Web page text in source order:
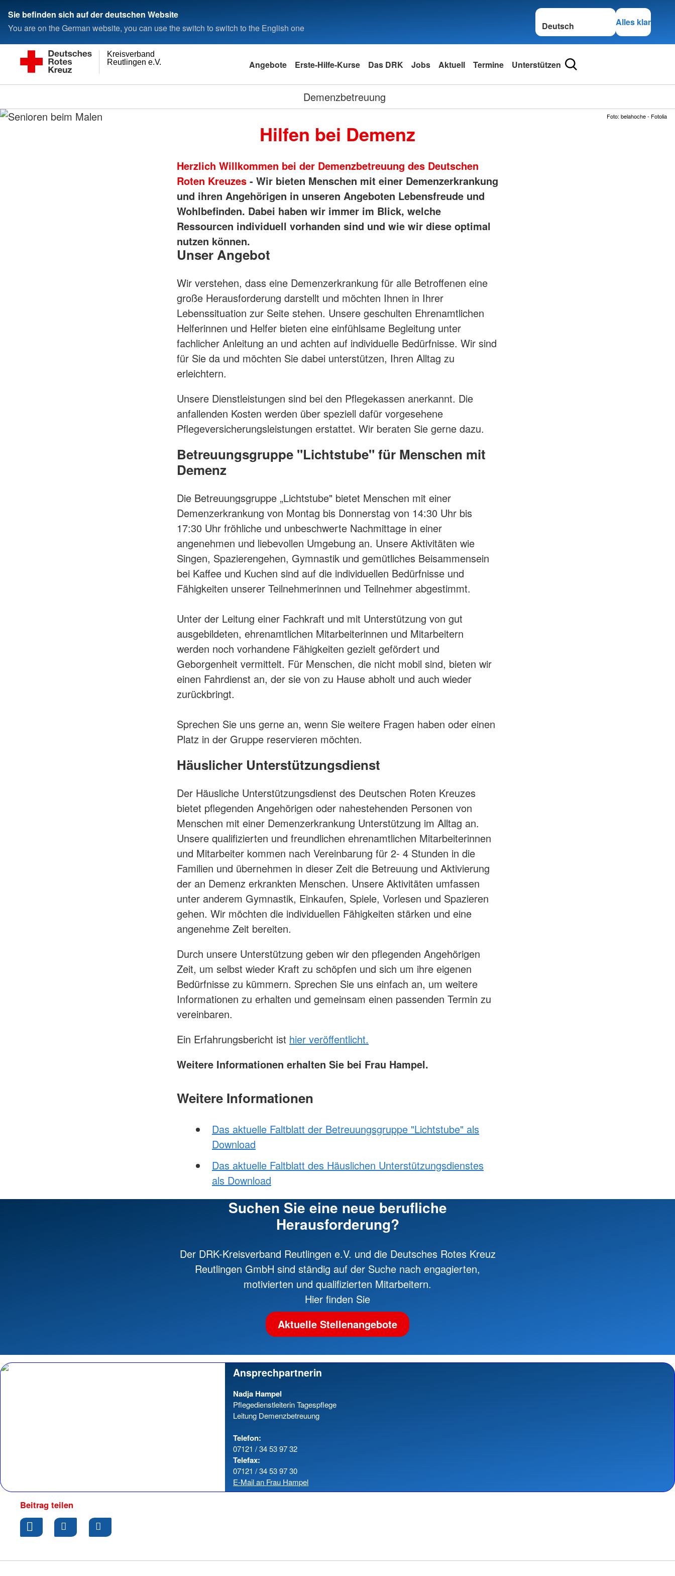
Sie befinden sich auf der deutschen Website
You are on the German website, you can use the switch to switch to the English one
Sprache wechseln zu
Alles klar
Reutlingen e.V.
Kreisverband
Angebote Erste-Hilfe-Kurse Das DRK Jobs Aktuell Termine Unterstützen
Demenzbetreuung
Foto: belahoche - Fotolia
Hilfen bei Demenz
Herzlich Willkommen bei der Demenzbetreuung des Deutschen
Roten Kreuzes - Wir bieten Menschen mit einer Demenzerkrankung
und ihren Angehörigen in unseren Angeboten Lebensfreude und
Wohlbefinden. Dabei haben wir immer im Blick, welche
Ressourcen individuell vorhanden sind und wie wir diese optimal
nutzen können.
Unser Angebot
Wir verstehen, dass eine Demenzerkrankung für alle Betroffenen eine
große Herausforderung darstellt und möchten Ihnen in Ihrer
Lebenssituation zur Seite stehen. Unsere geschulten Ehrenamtlichen
Helferinnen und Helfer bieten eine einfühlsame Begleitung unter
fachlicher Anleitung an und achten auf individuelle Bedürfnisse. Wir sind
für Sie da und möchten Sie dabei unterstützen, Ihren Alltag zu
erleichtern.
Unsere Dienstleistungen sind bei den Pflegekassen anerkannt. Die
anfallenden Kosten werden über speziell dafür vorgesehene
Pflegeversicherungsleistungen erstattet. Wir beraten Sie gerne dazu.
Betreuungsgruppe "Lichtstube" für Menschen mit
Demenz
Die Betreuungsgruppe „Lichtstube" bietet Menschen mit einer
Demenzerkrankung von Montag bis Donnerstag von 14:30 Uhr bis
17:30 Uhr fröhliche und unbeschwerte Nachmittage in einer
angenehmen und liebevollen Umgebung an. Unsere Aktivitäten wie
Singen, Spazierengehen, Gymnastik und gemütliches Beisammensein
bei Kaffee und Kuchen sind auf die individuellen Bedürfnisse und
Fähigkeiten unserer Teilnehmerinnen und Teilnehmer abgestimmt.
Unter der Leitung einer Fachkraft und mit Unterstützung von gut
ausgebildeten, ehrenamtlichen Mitarbeiterinnen und Mitarbeitern
werden noch vorhandene Fähigkeiten gezielt gefördert und
Geborgenheit vermittelt. Für Menschen, die nicht mobil sind, bieten wir
einen Fahrdienst an, der sie von zu Hause abholt und auch wieder
zurückbringt.
Sprechen Sie uns gerne an, wenn Sie weitere Fragen haben oder einen
Platz in der Gruppe reservieren möchten.
Häuslicher Unterstützungsdienst
Der Häusliche Unterstützungsdienst des Deutschen Roten Kreuzes
bietet pflegenden Angehörigen oder nahestehenden Personen von
Menschen mit einer Demenzerkrankung Unterstützung im Alltag an.
Unsere qualifizierten und freundlichen ehrenamtlichen Mitarbeiterinnen
und Mitarbeiter kommen nach Vereinbarung für 2- 4 Stunden in die
Familien und übernehmen in dieser Zeit die Betreuung und Aktivierung
der an Demenz erkrankten Menschen. Unsere Aktivitäten umfassen
unter anderem Gymnastik, Einkaufen, Spiele, Vorlesen und Spazieren
gehen. Wir möchten die individuellen Fähigkeiten stärken und eine
angenehme Zeit bereiten.
Durch unsere Unterstützung geben wir den pflegenden Angehörigen
Zeit, um selbst wieder Kraft zu schöpfen und sich um ihre eigenen
Bedürfnisse zu kümmern. Sprechen Sie uns einfach an, um weitere
Informationen zu erhalten und gemeinsam einen passenden Termin zu
vereinbaren.
Ein Erfahrungsbericht ist hier veröffentlicht.
Weitere Informationen erhalten Sie bei Frau Hampel.
Weitere Informationen
Das aktuelle Faltblatt der Betreuungsgruppe "Lichtstube" als
Download
Das aktuelle Faltblatt des Häuslichen Unterstützungsdienstes
als Download
Suchen Sie eine neue berufliche
Herausforderung?
Der DRK-Kreisverband Reutlingen e.V. und die Deutsches Rotes Kreuz
Reutlingen GmbH sind ständig auf der Suche nach engagierten,
motivierten und qualifizierten Mitarbeitern.
Hier finden Sie
Aktuelle Stellenangebote
Ansprechpartnerin
Nadja Hampel
Pflegedienstleiterin Tagespflege
Leitung Demenzbetreuung
Telefon:
07121 / 34 53 97 32
Telefax:
07121 / 34 53 97 30
E-Mail an Frau Hampel
Beitrag teilen